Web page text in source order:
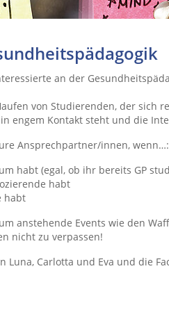
an der
von Studierenden, der sich
engem Kontakt steht und die
Ansprechpartner/innen, wenn…:
habt (egal, ob ihr bereits GP
habt
habt
anstehende Events wie den
nicht zu verpassen!
Luna, Carlotta und Eva und die